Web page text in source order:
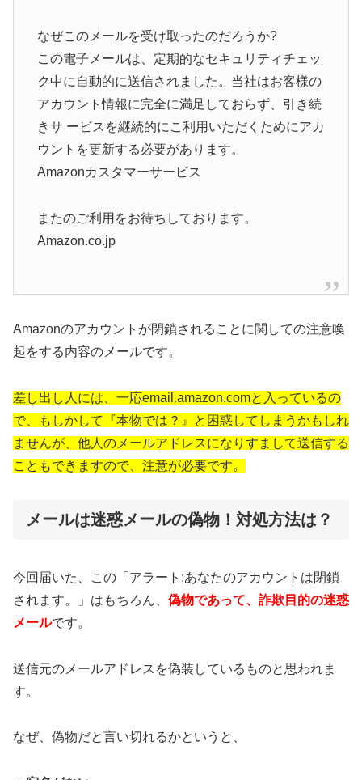
なぜこのメールを受け取ったのだろうか?
この電子メールは、定期的なセキュリティチェッ
ク中に自動的に送信されました。当社はお客様の
アカウント情報に完全に満足しておらず、引き続
きサ ービスを継続的にこ利用いただくためにアカ
ウントを更新する必要があります。
Amazonカスタマーサービス
またのご利用をお待ちしております。
Amazon.co.jp
Amazonのアカウントが閉鎖されることに関しての注意喚
起をする内容のメールです。
差し出し人には、一応email.amazon.comと入っているの
で、もしかして『本物では？』と困惑してしまうかもしれ
ませんが、他人のメールアドレスになりすまして送信する
こともできますので、注意が必要です。
メールは迷惑メールの偽物！対処方法は？
今回届いた、この「アラート:あなたのアカウントは閉鎖
されます。」はもちろん、 偽物であって、詐欺目的の迷惑
メールです。
送信元のメールアドレスを偽装しているものと思われま
す。
なぜ、偽物だと言い切れるかというと、